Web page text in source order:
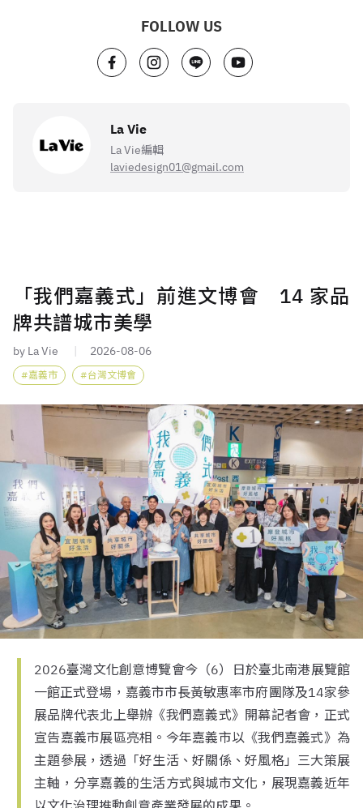
FOLLOW US
La Vie
La Vie編輯
laviedesign01@gmail.com
「我們嘉義式」前進文博會 14 家品
牌共譜城市美學
by La Vie 2026-08-06
嘉義市 台灣文博會
2026臺灣文化創意博覽會今（6）日於臺北南港展覽館
一館正式登場，嘉義市市長黃敏惠率市府團隊及14家參
展品牌代表北上舉辦《我們嘉義式》開幕記者會，正式
宣告嘉義市展區亮相。今年嘉義市以《我們嘉義式》為
主題參展，透過「好生活、好關係、好風格」三大策展
主軸，分享嘉義的生活方式與城市文化，展現嘉義近年